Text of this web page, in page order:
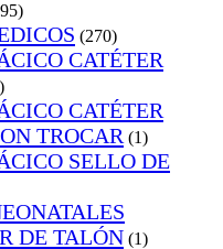
(270)
CATÉTER
CATÉTER
TROCAR (1)
SELLO DE
DE TALÓN (1)